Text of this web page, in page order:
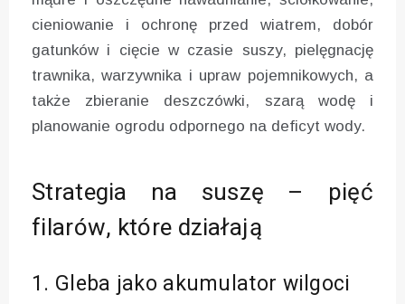
cieniowanie i ochronę przed wiatrem, dobór
gatunków i cięcie w czasie suszy, pielęgnację
trawnika, warzywnika i upraw pojemnikowych, a
także zbieranie deszczówki, szarą wodę i
planowanie ogrodu odpornego na deficyt wody.
Strategia na suszę – pięć
filarów, które działają
1. Gleba jako akumulator wilgoci